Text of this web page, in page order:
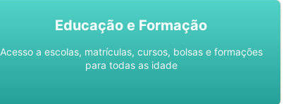
Educação e Formação
Acesso a escolas, matrículas, cursos, bolsas e formações
para todas as idade